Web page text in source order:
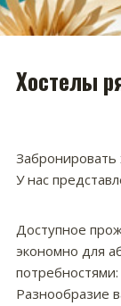
Хостелы
У нас
Доступное
экономно для
Разнообразие